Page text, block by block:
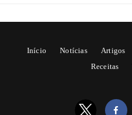
Início Notícias Artigos
Receitas